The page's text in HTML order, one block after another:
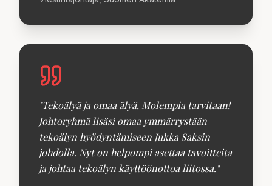
"Tekoälyä ja omaa älyä. Molempia tarvitaan!
Johtoryhmä lisäsi omaa ymmärrystään
tekoälyn hyödyntämiseen Jukka Saksin
johdolla. Nyt on helpompi asettaa tavoitteita
ja johtaa tekoälyn käyttöönottoa liitossa."